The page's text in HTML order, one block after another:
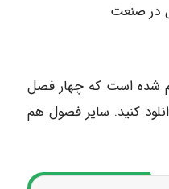
در صنعت
صفحه تنظیم شده است که چهار فصل
کنید. سایر فصول هم